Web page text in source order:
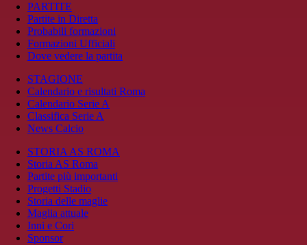
PARTITE
Partite in Diretta
Probabili formazioni
Formazioni Ufficiali
Dove vedere la partita
STAGIONE
Calendario e risultati Roma
Calendario Serie A
Classifica Serie A
News Calcio
STORIA AS ROMA
Storia AS Roma
Partite più importanti
Progetti Stadio
Storia delle maglie
Maglia attuale
Inni e Cori
Sponsor